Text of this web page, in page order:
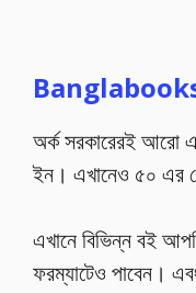
অর্ক সরকারেরই আরো
ইন। এখানেও ৫০ এর
এখানে বিভিন্ন বই
ফরম্যাটেও পাবেন।